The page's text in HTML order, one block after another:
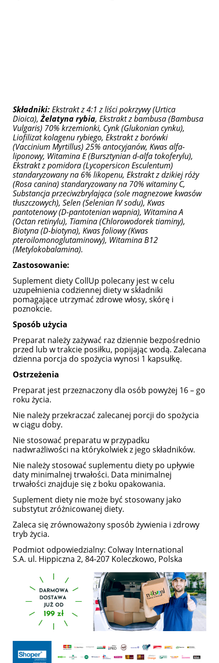
Składniki:Ekstrakt z 4:1 z liści pokrzywy (Urtica
Dioica),Żelatyna rybia, Ekstrakt z bambusa (Bambusa
Vulgaris) 70% krzemionki, Cynk (Glukonian cynku),
Liofilizat kolagenu rybiego, Ekstrakt z borówki
(Vaccinium Myrtillus) 25% antocyjanów, Kwas alfa-
liponowy, Witamina E (Bursztynian d-alfa tokoferylu),
Ekstrakt z pomidora (Lycopersicon Esculentum)
standaryzowany na 6% likopenu, Ekstrakt z dzikiej róży
(Rosa canina) standaryzowany na 70% witaminy C,
Substancja przeciwzbrylająca (sole magnezowe kwasów
tłuszczowych), Selen (Selenian IV sodu), Kwas
pantotenowy (D-pantotenian wapnia), Witamina A
(Octan retinylu), Tiamina (Chlorowodorek tiaminy),
Biotyna (D-biotyna), Kwas foliowy (Kwas
pteroilomonoglutaminowy), Witamina B12
(Metylokobalamina).
Zastosowanie:
Suplement diety CollUp polecany jest w celu
uzupełnienia codziennej diety w składniki
pomagające utrzymać zdrowe włosy, skórę i
poznokcie.
Sposób użycia
Preparat należy zażywać raz dziennie bezpośrednio
przed lub w trakcie posiłku, popijając wodą. Zalecana
dzienna porcja do spożycia wynosi 1 kapsułkę.
Ostrzeżenia
Preparat jest przeznaczony dla osób powyżej 16 – go
roku życia.
Nie należy przekraczać zalecanej porcji do spożycia
w ciągu doby.
Nie stosować preparatu w przypadku
nadwrażliwości na którykolwiek z jego składników.
Nie należy stosować suplementu diety po upływie
daty minimalnej trwałości. Data minimalnej
trwałości znajduje się z boku opakowania.
Suplement diety nie może być stosowany jako
substytut zróżnicowanej diety.
Zaleca się zrównoważony sposób żywienia i zdrowy
tryb życia.
Podmiot odpowiedzialny: Colway International
S.A. ul. Hippiczna 2, 84-207 Koleczkowo, Polska